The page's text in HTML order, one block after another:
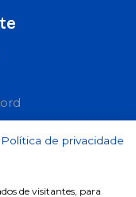
Política de privacidade
de visitantes, para